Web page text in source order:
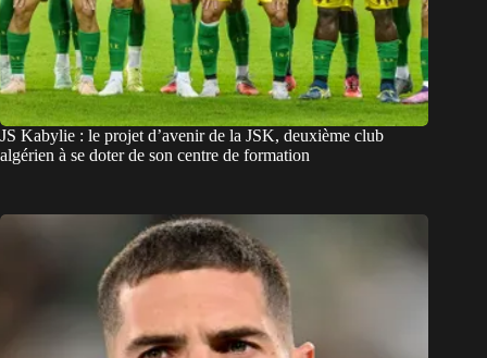
JS Kabylie : le projet d’avenir de la JSK, deuxième club
algérien à se doter de son centre de formation